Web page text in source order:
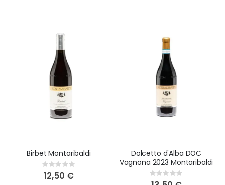
Consegna garantita entro 48 ore in tutta Italia, ti
offriamo l'opportunità di gustare i vini Montaribaldi
direttamente a casa tua, a prezzi competitivi e con la
garanzia di qualità che solo una cantina di prestigio
può offrire.
Birbet Montaribaldi
Rating:
0%
12,50 €
Dolcetto d'Alba DOC
Vagnona 2023 Montaribaldi
Rating:
0%